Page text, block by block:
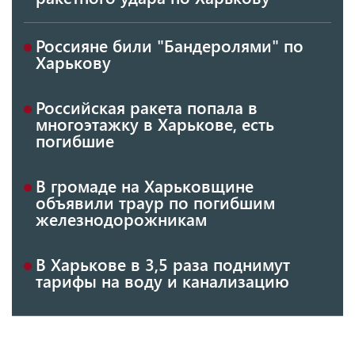
Россияне били "Бандеролями" по
Харькову
Российская ракета попала в
многоэтажку в Харькове, есть
погибшие
В громаде на Харьковщине
объявили траур по погибшим
железнодорожникам
В Харькове в 3,5 раза поднимут
тарифы на воду и канализацию